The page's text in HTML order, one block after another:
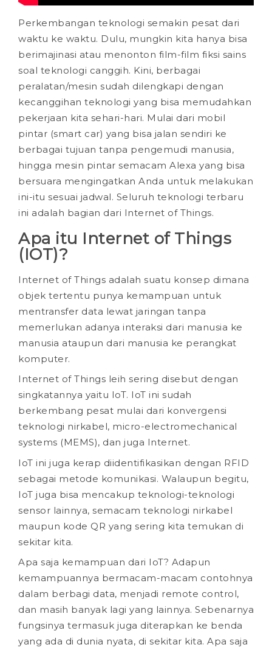
Perkembangan teknologi semakin pesat dari
waktu ke waktu. Dulu, mungkin kita hanya bisa
berimajinasi atau menonton film-film fiksi sains
soal teknologi canggih. Kini, berbagai
peralatan/mesin sudah dilengkapi dengan
kecanggihan teknologi yang bisa memudahkan
pekerjaan kita sehari-hari. Mulai dari mobil
pintar (smart car) yang bisa jalan sendiri ke
berbagai tujuan tanpa pengemudi manusia,
hingga mesin pintar semacam Alexa yang bisa
bersuara mengingatkan Anda untuk melakukan
ini-itu sesuai jadwal. Seluruh teknologi terbaru
ini adalah bagian dari Internet of Things.
Apa itu Internet of Things
(IOT)?
Internet of Things adalah suatu konsep dimana
objek tertentu punya kemampuan untuk
mentransfer data lewat jaringan tanpa
memerlukan adanya interaksi dari manusia ke
manusia ataupun dari manusia ke perangkat
komputer.
Internet of Things leih sering disebut dengan
singkatannya yaitu IoT. IoT ini sudah
berkembang pesat mulai dari konvergensi
teknologi nirkabel, micro-electromechanical
systems (MEMS), dan juga Internet.
IoT ini juga kerap diidentifikasikan dengan RFID
sebagai metode komunikasi. Walaupun begitu,
IoT juga bisa mencakup teknologi-teknologi
sensor lainnya, semacam teknologi nirkabel
maupun kode QR yang sering kita temukan di
sekitar kita.
Apa saja kemampuan dari IoT? Adapun
kemampuannya bermacam-macam contohnya
dalam berbagi data, menjadi remote control,
dan masih banyak lagi yang lainnya. Sebenarnya
fungsinya termasuk juga diterapkan ke benda
yang ada di dunia nyata, di sekitar kita. Apa saja